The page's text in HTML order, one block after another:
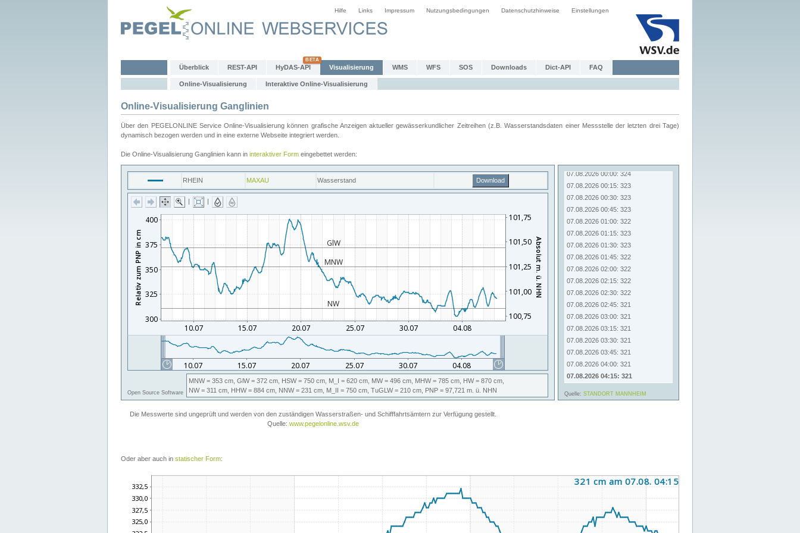
Hilfe Links Impressum Nutzungsbedingungen Datenschutzhinweise Einstellungen
Überblick REST-API HyDAS-API Visualisierung WMS WFS SOS Downloads Dict-API FAQ
Online-Visualisierung Interaktive Online-Visualisierung
Online-Visualisierung Ganglinien
Über den PEGELONLINE Service Online-Visualisierung können grafische Anzeigen aktueller gewässerkundlicher Zeitreihen (z.B. Wasserstandsdaten einer Messstelle der letzten drei Tage)
dynamisch bezogen werden und in eine externe Webseite integriert werden.
Die Online-Visualisierung Ganglinien kann in interaktiver Form eingebettet werden:
Oder aber auch in statischer Form: